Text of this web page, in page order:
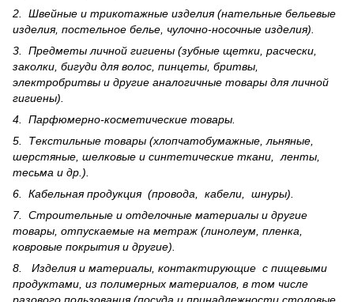
2. Швейные и трикотажные изделия (нательные бельевые
изделия, постельное белье, чулочно-носочные изделия).
3. Предметы личной гигиены (зубные щетки, расчески,
заколки, бигуди для волос, пинцеты, бритвы,
электробритвы и другие аналогичные товары для личной
гигиены).
4. Парфюмерно-косметические товары.
5. Текстильные товары (хлопчатобумажные, льняные,
шерс­тя­ные, шелковые и синтетические ткани, ленты,
тесьма и др.).
6. Кабельная продукция (провода, кабели, шнуры).
7. Строительные и отделочные материалы и другие
товары, отпускаемые на метраж (линолеум, пленка,
ковровые покрытия и другие).
8. Изделия и материалы, контактирующие с пищевыми
продуктами, из полимерных материалов, в том числе